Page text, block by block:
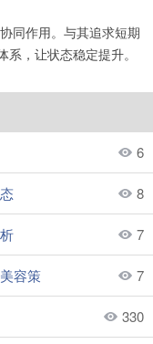
同作用。与其追求短期
，让状态稳定提升。
6
8
7
容策 7
330